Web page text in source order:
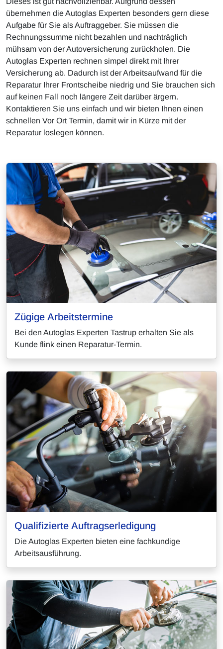
übernehmen die Autoglas Experten besonders gern diese
Aufgabe für Sie als Auftraggeber. Sie müssen die
Rechnungssumme nicht bezahlen und nachträglich
mühsam von der Autoversicherung zurückholen. Die
Autoglas Experten rechnen simpel direkt mit Ihrer
Versicherung ab. Dadurch ist der Arbeitsaufwand für die
Reparatur Ihrer Frontscheibe niedrig und Sie brauchen sich
auf keinen Fall noch längere Zeit darüber ärgern.
Kontaktieren Sie uns einfach und wir bieten Ihnen einen
schnellen Vor Ort Termin, damit wir in Kürze mit der
Reparatur loslegen können.
Zügige Arbeitstermine
Bei den Autoglas Experten Tastrup erhalten Sie als
Kunde flink einen Reparatur-Termin.
Qualifizierte Auftragserledigung
Die Autoglas Experten bieten eine fachkundige
Arbeitsausführung.